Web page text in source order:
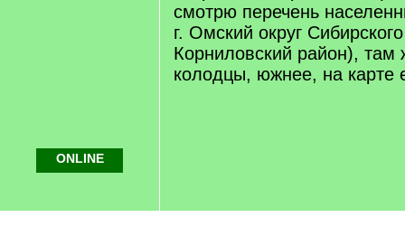
смотрю перечень
г. Омский округ
Корниловский район), там
колодцы, южнее, на карте
ONLINE